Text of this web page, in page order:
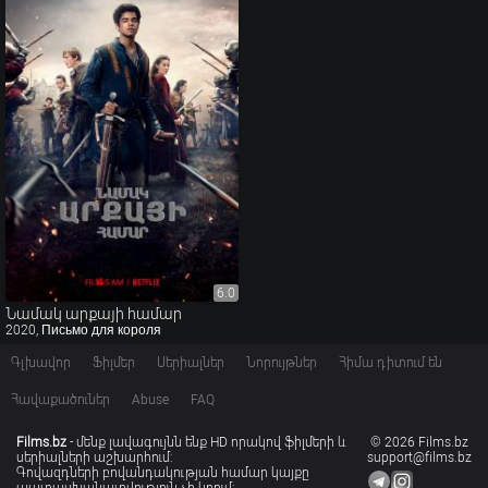
6.0
6.0
Նամակ արքայի համար
2020, Письмо для короля
Գլխավոր Ֆիլմեր Սերիալներ Նորույթներ Հիմա դիտում են
Հավաքածուներ Abuse FAQ
© 2026 Films.bz
support@films.bz
Films.bz - մենք լավագույնն ենք HD որակով ֆիլմերի և
սերիալների աշխարհում:
Գովազդների բովանդակության համար կայքը